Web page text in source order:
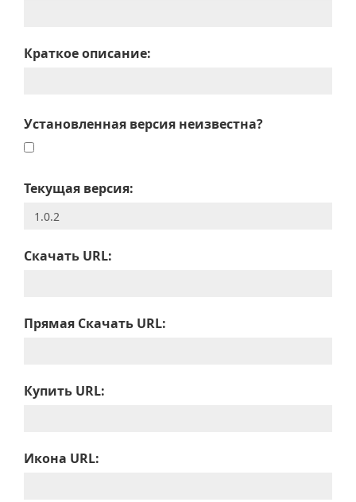
Краткое описание:
Установленная версия неизвестна?
Текущая версия:
Скачать URL:
Прямая Скачать URL:
Купить URL:
Икона URL: